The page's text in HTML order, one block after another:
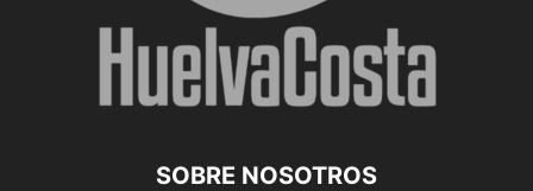
SOBRE NOSOTROS